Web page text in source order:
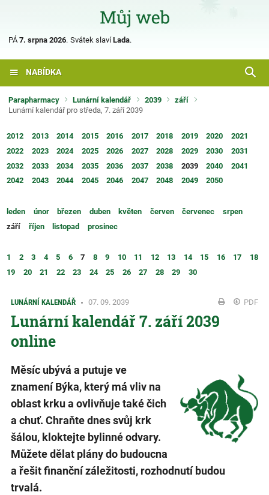
PÁ 7. srpna 2026. Svátek slavíLada.
NABÍDKA
Parapharmacy Lunární kalendář 2039
září
Lunární kalendář pro středa, 7. září 2039
2012 2013 2014 2015 2016 2017 2018 2019 2020
2021
2022
2023 2024 2025 2026 2027 2028 2029 2030
2031
2032
2033 2034 2035 2036 2037 2038 2039 2040
2041
2042
2043 2044 2045 2046 2047 2048 2049 2050
leden únor březen duben květen červen červenec
srpen
září
říjen listopad prosinec
1 2 3 4 5 6 7 8 9 10 11 12 13 14 15 16 17
18
19
20 21 22 23 24 25 26 27 28 29 30
LUNÁRNÍ KALENDÁŘ 07. 09. 2039 PDF
Lunární kalendář 7. září 2039
online
Měsíc ubývá a putuje ve
znamení Býka, který má vliv na
oblast krku a ovlivňuje také čich
a chuť. Chraňte dnes svůj krk
šálou, kloktejte bylinné odvary.
Můžete dělat plány do budoucna
a řešit finanční záležitosti, rozhodnutí budou
trvalá.